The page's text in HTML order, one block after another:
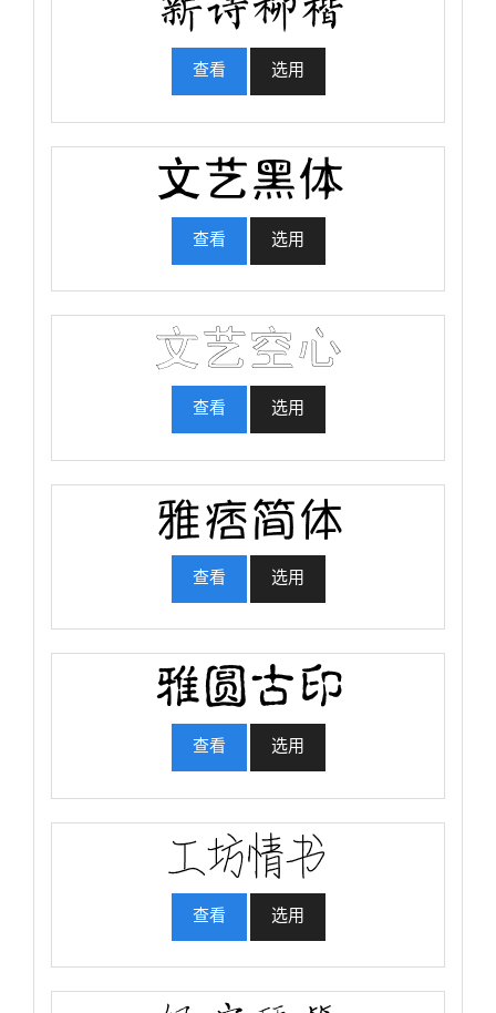
查看 选用
查看 选用
查看 选用
查看 选用
查看 选用
查看 选用